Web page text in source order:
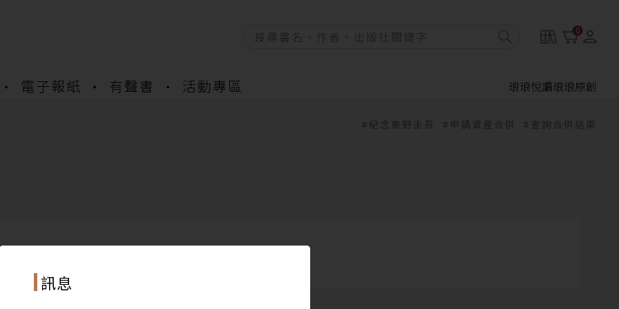
0
電子報紙 有聲書 活動專區 琅琅悅讀琅琅原創
訊息
合併結果查詢
紀念東野圭吾 申請資產合併 查詢合併結果